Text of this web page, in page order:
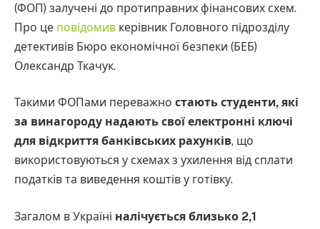
(ФОП) залучені до протиправних фінансових схем.
Про це повідомив керівник Головного підрозділу
детективів Бюро економічної безпеки (БЕБ)
Олександр Ткачук.
Такими ФОПами переважно стають студенти, які
за винагороду надають свої електронні ключі
для відкриття банківських рахунків, що
використовуються у схемах з ухилення від сплати
податків та виведення коштів у готівку.
Загалом в Україні налічується близько 2,1